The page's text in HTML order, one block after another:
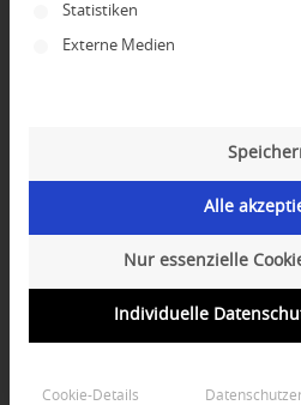
Statistiken
Externe Medien
Alle
Nur essenzielle
Individuelle
Cookie-Details